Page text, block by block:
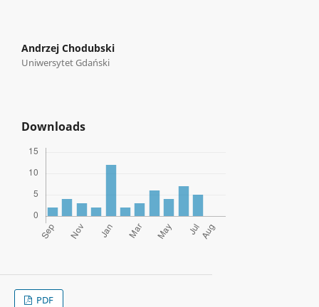
Andrzej Chodubski
Uniwersytet Gdański
Downloads
PDF